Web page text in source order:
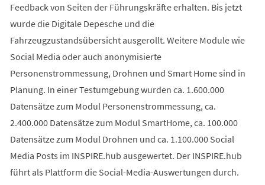
Feedback von Seiten der Führungskräfte erhalten. Bis jetzt
wurde die Digitale Depesche und die
Fahrzeugzustandsübersicht ausgerollt. Weitere Module wie
Social Media oder auch anonymisierte
Personenstrommessung, Drohnen und Smart Home sind in
Planung. In einer Testumgebung wurden ca. 1.600.000
Datensätze zum Modul Personenstrommessung, ca.
2.400.000 Datensätze zum Modul SmartHome, ca. 100.000
Datensätze zum Modul Drohnen und ca. 1.100.000 Social
Media Posts im INSPIRE.hub ausgewertet. Der INSPIRE.hub
führt als Plattform die Social-Media-Auswertungen durch.